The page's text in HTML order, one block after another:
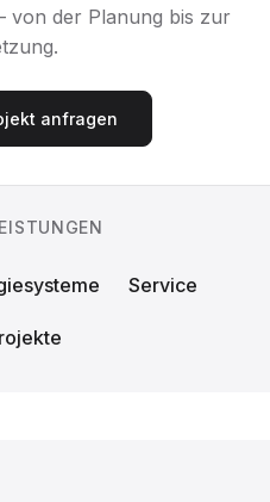
von der Planung bis zur
anfragen
Service